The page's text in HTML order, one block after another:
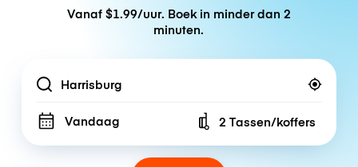
Vanaf $1.99/uur. Boek in minder dan 2
minuten.
Location
Vandaag Number of bags
2 Tassen/koffers